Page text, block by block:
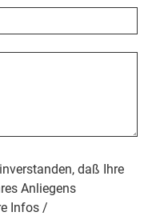
daß Ihre
Anliegens
Infos /